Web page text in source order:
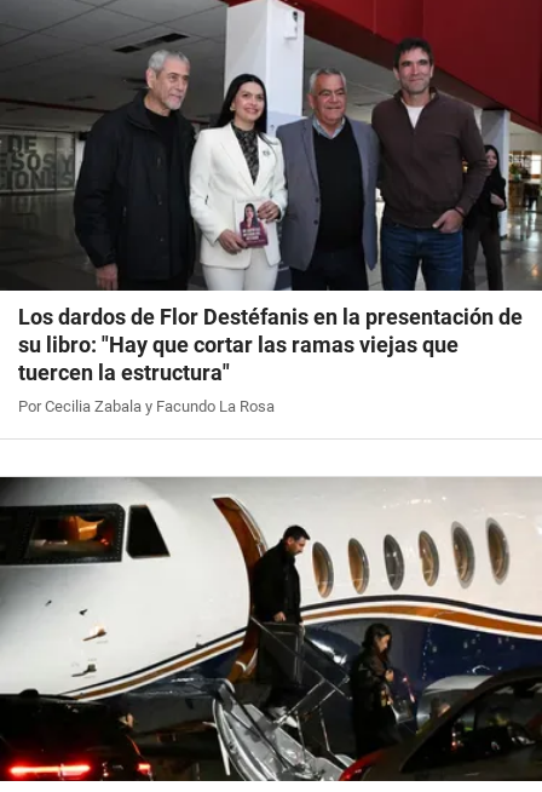
Los dardos de Flor Destéfanis en la presentación de
su libro: "Hay que cortar las ramas viejas que
tuercen la estructura"
Por Cecilia Zabala y Facundo La Rosa